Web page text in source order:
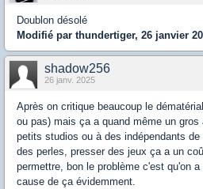
Doublon désolé
Modifié par thundertiger, 26 janvier
shadow256
26 janv. 2025
Après on critique beaucoup le
ou pas) mais ça a quand même un
petits studios ou à des indépendants
des perles, presser des jeux ça a un
permettre, bon le problème c'est qu'on
cause de ça évidemment.